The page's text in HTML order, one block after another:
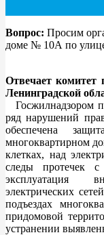
Вопрос: Просим
доме № 10А по
Отвечает комитет
Ленинградской
Госжилнадзором
ряд нарушений
обеспечена
многоквартирном
клетках, над
следы протечек
эксплуатация
электрических
подъездах
придомовой
устранении